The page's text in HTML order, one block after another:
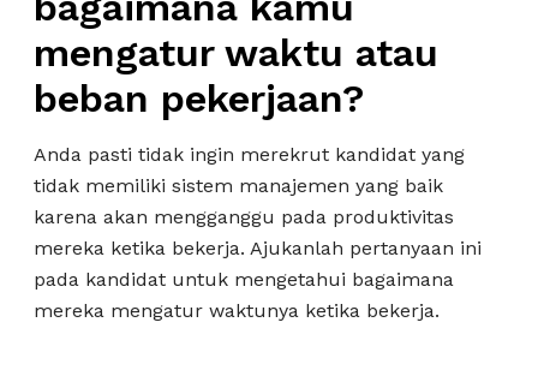
mengatur waktu atau
beban pekerjaan?
Anda pasti tidak ingin merekrut kandidat yang
tidak memiliki sistem manajemen yang baik
karena akan mengganggu pada produktivitas
mereka ketika bekerja. Ajukanlah pertanyaan ini
pada kandidat untuk mengetahui bagaimana
mereka mengatur waktunya ketika bekerja.